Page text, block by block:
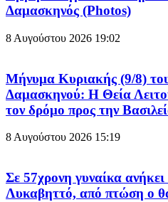
Δαμασκηνός (Photos)
8 Αυγούστου 2026 19:02
Μήνυμα Κυριακής (9/8)
Δαμασκηνού: Η Θεία
τον δρόμο προς την
8 Αυγούστου 2026 15:19
Σε 57χρονη γυναίκα
Λυκαβηττό, από πτώση ο